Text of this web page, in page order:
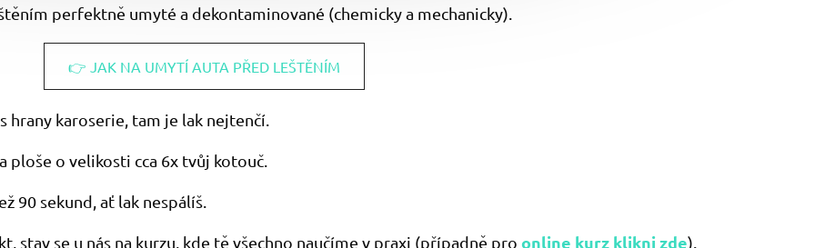
perfektně umyté a dekontaminované (chemicky a mechanicky).
👉 JAK NA UMYTÍ AUTA PŘED LEŠTĚNÍM
karoserie, tam je lak nejtenčí.
ploše o velikosti cca 6x tvůj kotouč.
90 sekund, ať lak nespálíš.
stav se u nás na kurzu, kde tě všechno naučíme v praxi (případně pro online kurz klikni zde).